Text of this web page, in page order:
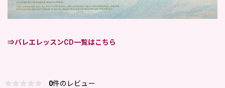
⇒バレエレッスンCD一覧はこちら
0件のレビュー